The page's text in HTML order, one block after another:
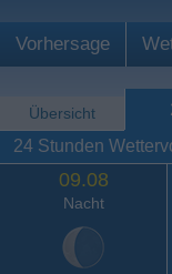
Vorhersage
Übersicht
24 Stunden
09.08
Nacht